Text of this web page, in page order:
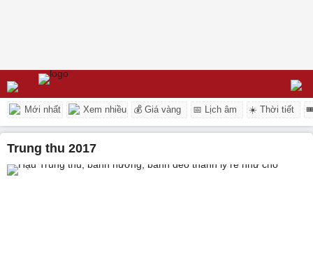
Mới nhất Xem nhiều 💰 Giá vàng 📅 Lịch âm ☀️ Thời tiết
trung thu 2017